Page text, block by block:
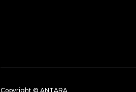
Copyright © ANTARA